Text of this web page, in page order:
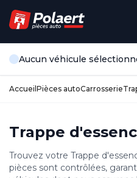
Aucun véhicule
Accueil Pièces autoCarrosserie
Trappe
Trouvez votre Trappe
pièces sont contrôlées,